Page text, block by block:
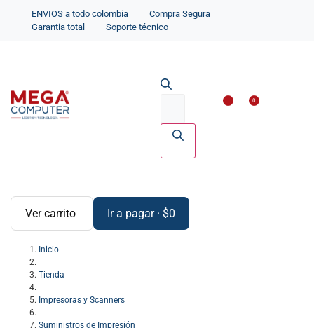
ENVIOS a todo colombia
Compra Segura
Garantia total
Soporte técnico
0
Ver carrito Ir a pagar · $0
Inicio
Tienda
Impresoras y Scanners
Suministros de Impresión